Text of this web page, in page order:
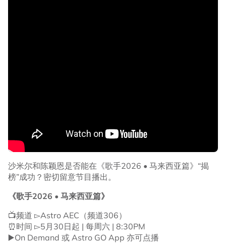
沙米尔和陈颖恩是否能在《歌手2026 • 马来西亚篇》“揭
榜”成功？密切留意节目播出。
《歌手2026 • 马来西亚篇》
📺频道 ▻Astro AEC（频道306）
⏰时间 ▻5月30日起 | 每周六 | 8:30PM
▶️On Demand 或 Astro GO App 亦可点播